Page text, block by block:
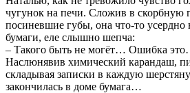
чугунок на печи. Сложив в скорбную
посиневшие губы, она что-то усердно
бумаги, еле слышно шепча:
– Такого быть не могёт… Ошибка
Наслюнявив химический карандаш,
складывая записки в каждую
закончилась в доме бумага…